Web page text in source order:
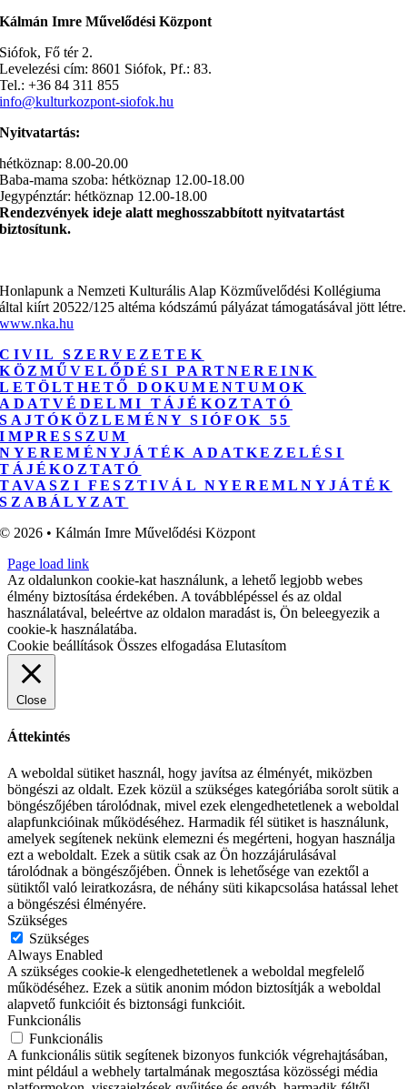
Kálmán Imre Művelődési Központ
Siófok, Fő tér 2.
Levelezési cím: 8601 Siófok, Pf.: 83.
Tel.: +36 84 311 855
info@kulturkozpont-siofok.hu
Nyitvatartás:
hétköznap: 8.00-20.00
Baba-mama szoba: hétköznap 12.00-18.00
Jegypénztár: hétköznap 12.00-18.00
Rendezvények ideje alatt meghosszabbított nyitvatartást
biztosítunk.
Honlapunk a Nemzeti Kulturális Alap Közművelődési Kollégiuma
által kiírt 20522/125 altéma kódszámú pályázat támogatásával jött létre.
www.nka.hu
CIVIL SZERVEZETEK
KÖZMŰVELŐDÉSI PARTNEREINK
LETÖLTHETŐ DOKUMENTUMOK
ADATVÉDELMI TÁJÉKOZTATÓ
SAJTÓKÖZLEMÉNY SIÓFOK 55
IMPRESSZUM
NYEREMÉNYJÁTÉK ADATKEZELÉSI
TÁJÉKOZTATÓ
TAVASZI FESZTIVÁL NYEREMLNYJÁTÉK
SZABÁLYZAT
© 2026 • Kálmán Imre Művelődési Központ
Page load link
Az oldalunkon cookie-kat használunk, a lehető legjobb webes
élmény biztosítása érdekében. A továbblépéssel és az oldal
használatával, beleértve az oldalon maradást is, Ön beleegyezik a
cookie-k használatába.
Cookie beállítások Összes elfogadása Elutasítom
Close
Áttekintés
A weboldal sütiket használ, hogy javítsa az élményét, miközben
böngészi az oldalt. Ezek közül a szükséges kategóriába sorolt sütik a
böngészőjében tárolódnak, mivel ezek elengedhetetlenek a weboldal
alapfunkcióinak működéséhez. Harmadik fél sütiket is használunk,
amelyek segítenek nekünk elemezni és megérteni, hogyan használja
ezt a weboldalt. Ezek a sütik csak az Ön hozzájárulásával
tárolódnak a böngészőjében. Önnek is lehetősége van ezektől a
sütiktől való leiratkozásra, de néhány süti kikapcsolása hatással lehet
a böngészési élményére.
Szükséges
Szükséges
Always Enabled
A szükséges cookie-k elengedhetetlenek a weboldal megfelelő
működéséhez. Ezek a sütik anonim módon biztosítják a weboldal
alapvető funkcióit és biztonsági funkcióit.
Funkcionális
Funkcionális
A funkcionális sütik segítenek bizonyos funkciók végrehajtásában,
mint például a webhely tartalmának megosztása közösségi média